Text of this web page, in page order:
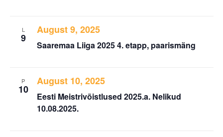
L
9
August 9, 2025
Saaremaa Liiga 2025 4. etapp, paarismäng
P
10
August 10, 2025
Eesti Meistrivõistlused 2025.a. Nelikud
10.08.2025.